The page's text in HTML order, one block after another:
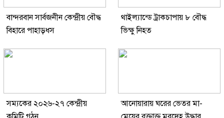
বান্দরবান সার্বজনীন কেন্দ্রীয় বৌদ্ধ
বিহারে পাহাড়ধস
থাইল্যান্ডে ট্রাকচাপায় ৮ বৌদ্ধ
ভিক্ষু নিহত
সম্যকের ২০২৬-২৭ কেন্দ্রীয়
আনোয়ারায় ঘরের ভেতর মা-